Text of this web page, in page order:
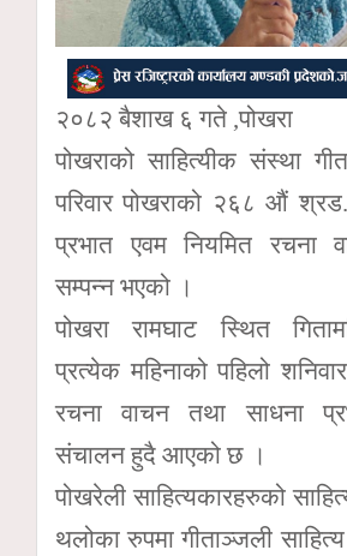
२०८२ बैशाख ६ गते ,पोखरा
पोखराको साहित्यीक संस्था
परिवार पोखराको २६८ औं
प्रभात एवम नियमित रचना
सम्पन्न भएको ।
पोखरा रामघाट स्थित
प्रत्येक महिनाको पहिलो
रचना वाचन तथा साधना
संचालन हुदै आएको छ ।
पोखरेली साहित्यकारहरुको
थलोका रुपमा गीताञ्जली साहित्य